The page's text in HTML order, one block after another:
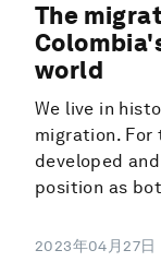
The
world
We live in
migration.
developed
position as
2023年04月27日